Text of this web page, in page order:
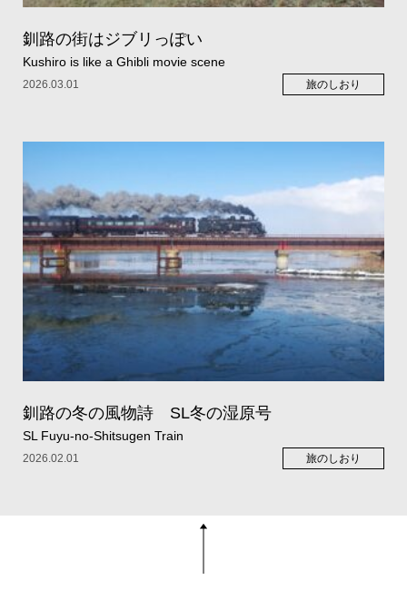
釧路の街はジブリっぽい
Kushiro is like a Ghibli movie scene
2026.03.01 旅のしおり
釧路の冬の風物詩 SL冬の湿原号
SL Fuyu-no-Shitsugen Train
2026.02.01 旅のしおり